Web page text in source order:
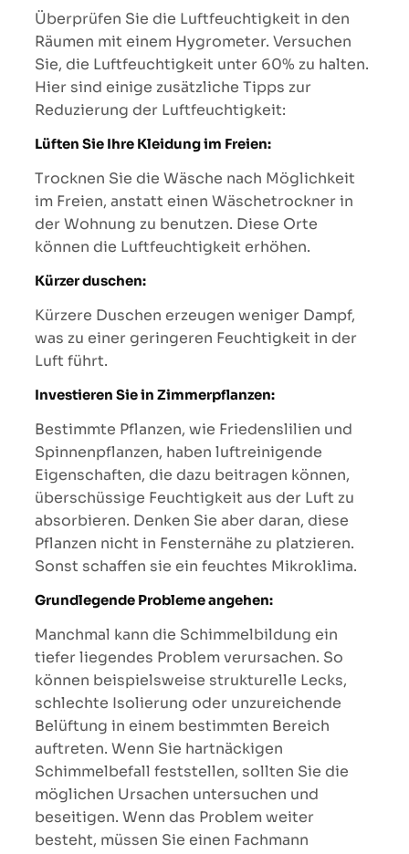
Überprüfen Sie die Luftfeuchtigkeit in den
Räumen mit einem Hygrometer. Versuchen
Sie, die Luftfeuchtigkeit unter 60% zu halten.
Hier sind einige zusätzliche Tipps zur
Reduzierung der Luftfeuchtigkeit:
Lüften Sie Ihre Kleidung im Freien:
Trocknen Sie die Wäsche nach Möglichkeit
im Freien, anstatt einen Wäschetrockner in
der Wohnung zu benutzen. Diese Orte
können die Luftfeuchtigkeit erhöhen.
Kürzer duschen:
Kürzere Duschen erzeugen weniger Dampf,
was zu einer geringeren Feuchtigkeit in der
Luft führt.
Investieren Sie in Zimmerpflanzen:
Bestimmte Pflanzen, wie Friedenslilien und
Spinnenpflanzen, haben luftreinigende
Eigenschaften, die dazu beitragen können,
überschüssige Feuchtigkeit aus der Luft zu
absorbieren. Denken Sie aber daran, diese
Pflanzen nicht in Fensternähe zu platzieren.
Sonst schaffen sie ein feuchtes Mikroklima.
Grundlegende Probleme angehen:
Manchmal kann die Schimmelbildung ein
tiefer liegendes Problem verursachen. So
können beispielsweise strukturelle Lecks,
schlechte Isolierung oder unzureichende
Belüftung in einem bestimmten Bereich
auftreten. Wenn Sie hartnäckigen
Schimmelbefall feststellen, sollten Sie die
möglichen Ursachen untersuchen und
beseitigen. Wenn das Problem weiter
besteht, müssen Sie einen Fachmann